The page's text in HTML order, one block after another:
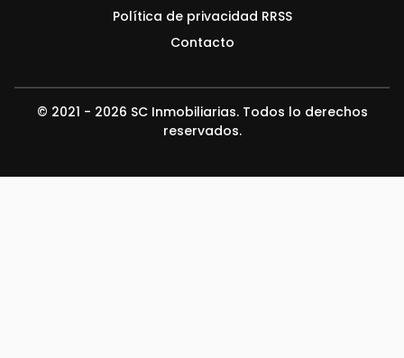
Política de privacidad RRSS
Contacto
© 2021 - 2026 SC Inmobiliarias. Todos lo derechos
reservados.